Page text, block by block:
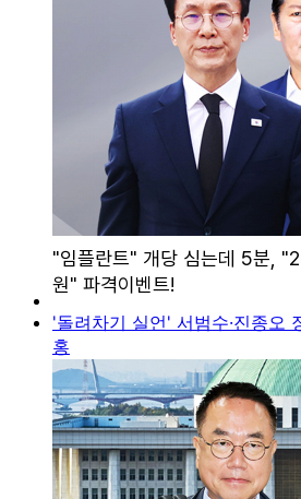
'돌려차기 실언' 서범수·진종오
홍